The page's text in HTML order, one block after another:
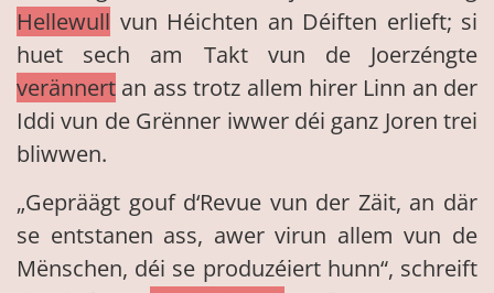
Hellewull vun Héichten an Déiften erlieft; si
huet sech am Takt vun de Joerzéngte
verännert an ass trotz allem hirer Linn an der
Iddi vun de Grënner iwwer déi ganz Joren trei
bliwwen.
„Gepräägt gouf d‘Revue vun der Zäit, an där
se entstanen ass, awer virun allem vun de
Mënschen, déi se produzéiert hunn“, schreift